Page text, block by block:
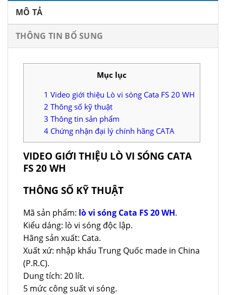
MÔ TẢ
THÔNG TIN BỔ SUNG
Mục lục
1 Video giới thiệu Lò vi sóng Cata FS 20 WH
2 Thông số kỹ thuật
3 Thông tin sản phẩm
4 Chứng nhận đại lý chính hãng CATA
VIDEO GIỚI THIỆU LÒ VI SÓNG CATA
FS 20 WH
THÔNG SỐ KỸ THUẬT
Mã sản phẩm: lò vi sóng Cata FS 20 WH.
Kiểu dáng: lò vi sóng độc lập.
Hãng sản xuất: Cata.
Xuất xứ: nhập khẩu Trung Quốc made in China
(P.R.C).
Dung tích: 20 lít.
5 mức công suất vi sóng.